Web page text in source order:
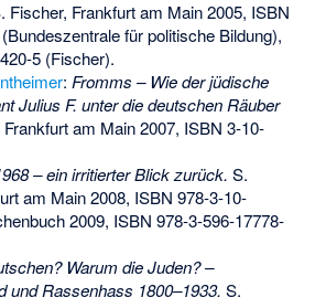
Fischer, Frankfurt am Main 2005, ISBN
für politische Bildung),
5(Fischer).
: Fromms – Wie der jüdische
Julius F. unter die deutschen Räuber
am Main 2007, ISBN 3-10-
– ein irritierter Blick zurück. S.
am Main 2008, ISBN 978-3-10-
2009, ISBN 978-3-596-17778-
Warum die Juden? –
und Rassenhass 1800–1933. S.